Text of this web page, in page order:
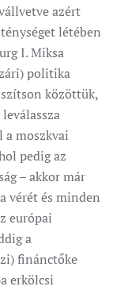
azért
létében
I. Miksa
politika
közöttük,
a moszkvai
pedig az
– akkor már
vérét és minden
európai
a
finánctőke
erkölcsi